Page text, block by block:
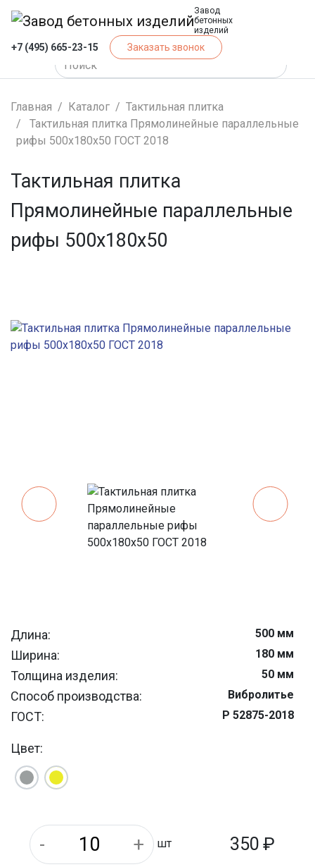
Завод
бетонных
изделий
+7 (495) 665-23-15 Заказать звонок
Главная Каталог
Тактильная плитка
Тактильная плитка Прямолинейные параллельные
рифы 500x180x50 ГОСТ 2018
Тактильная плитка
Прямолинейные параллельные
рифы 500x180x50
Длина: 500 мм
Ширина: 180 мм
Толщина изделия: 50 мм
Способ производства: Вибролитье
ГОСТ: Р 52875-2018
Цвет:
шт 350 ₽